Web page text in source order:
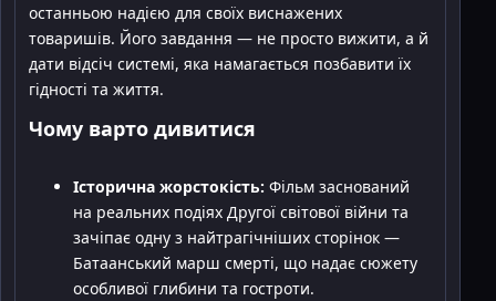
останньою надією для своїх виснажених
товаришів. Його завдання — не просто вижити, а й
дати відсіч системі, яка намагається позбавити їх
гідності та життя.
Чому варто дивитися
Історична жорстокість: Фільм заснований
на реальних подіях Другої світової війни та
зачіпає одну з найтрагічніших сторінок —
Батаанський марш смерті, що надає сюжету
особливої глибини та гостроти.